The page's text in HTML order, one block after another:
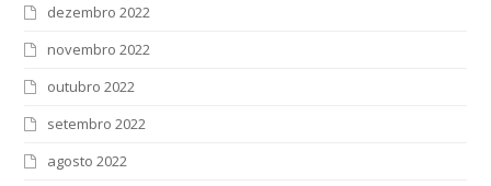
dezembro 2022
novembro 2022
outubro 2022
setembro 2022
agosto 2022